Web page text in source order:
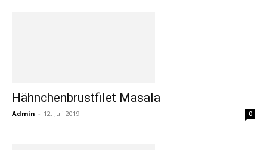
Hähnchenbrustfilet Masala
Admin - 12. Juli 2019 0